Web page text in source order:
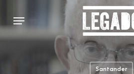
main
content
Menu
Santander